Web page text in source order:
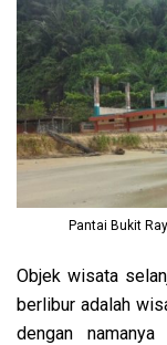
Pantai Bukit
Objek wisata
berlibur adalah
dengan